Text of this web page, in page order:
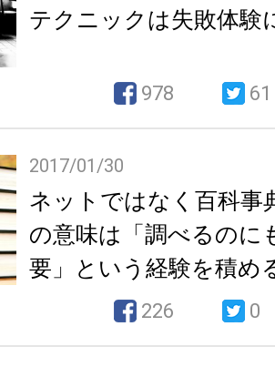
テクニックは失敗体験
978 61
2017/01/30
ネットではなく百科事
の意味は「調べるのに
要」という経験を積め
226 0